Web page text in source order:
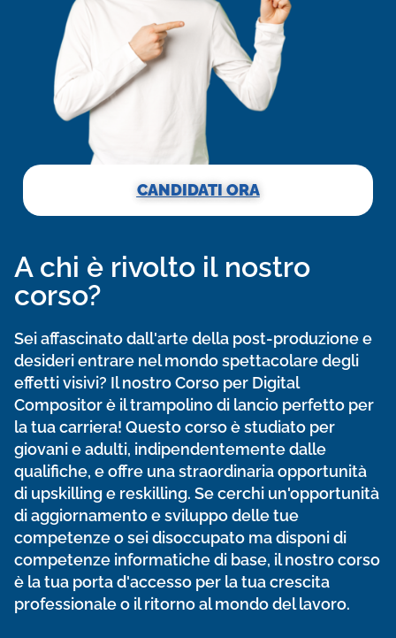
CANDIDATI ORA
A chi è rivolto il nostro
corso?
Sei affascinato dall'arte della post-produzione e
desideri entrare nel mondo spettacolare degli
effetti visivi? Il nostro Corso per Digital
Compositor è il trampolino di lancio perfetto per
la tua carriera! Questo corso è studiato per
giovani e adulti, indipendentemente dalle
qualifiche, e offre una straordinaria opportunità
di upskilling e reskilling. Se cerchi un'opportunità
di aggiornamento e sviluppo delle tue
competenze o sei disoccupato ma disponi di
competenze informatiche di base, il nostro corso
è la tua porta d'accesso per la tua crescita
professionale o il ritorno al mondo del lavoro.